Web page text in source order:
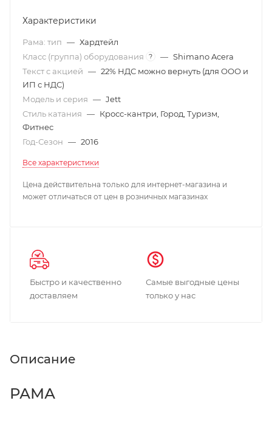
Характеристики
Рама: тип — Хардтейл
Класс (группа) оборудования
? — Shimano Acera
Текст с акцией — 22% НДС можно вернуть (для ООО и
ИП с НДС)
Модель и серия — Jett
Стиль катания — Кросс-кантри, Город, Туризм,
Фитнес
Год-Сезон — 2016
Все характеристики
Цена действительна только для интернет-магазина и
может отличаться от цен в розничных магазинах
Быстро и качественно
доставляем
Самые выгодные цены
только у нас
Описание
РАМА